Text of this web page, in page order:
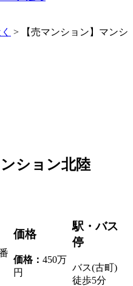
> 【売マンション】マンシ
ション北陸
価格
価格： 450万
円
駅・バス
停
バス(古町)
徒歩5分